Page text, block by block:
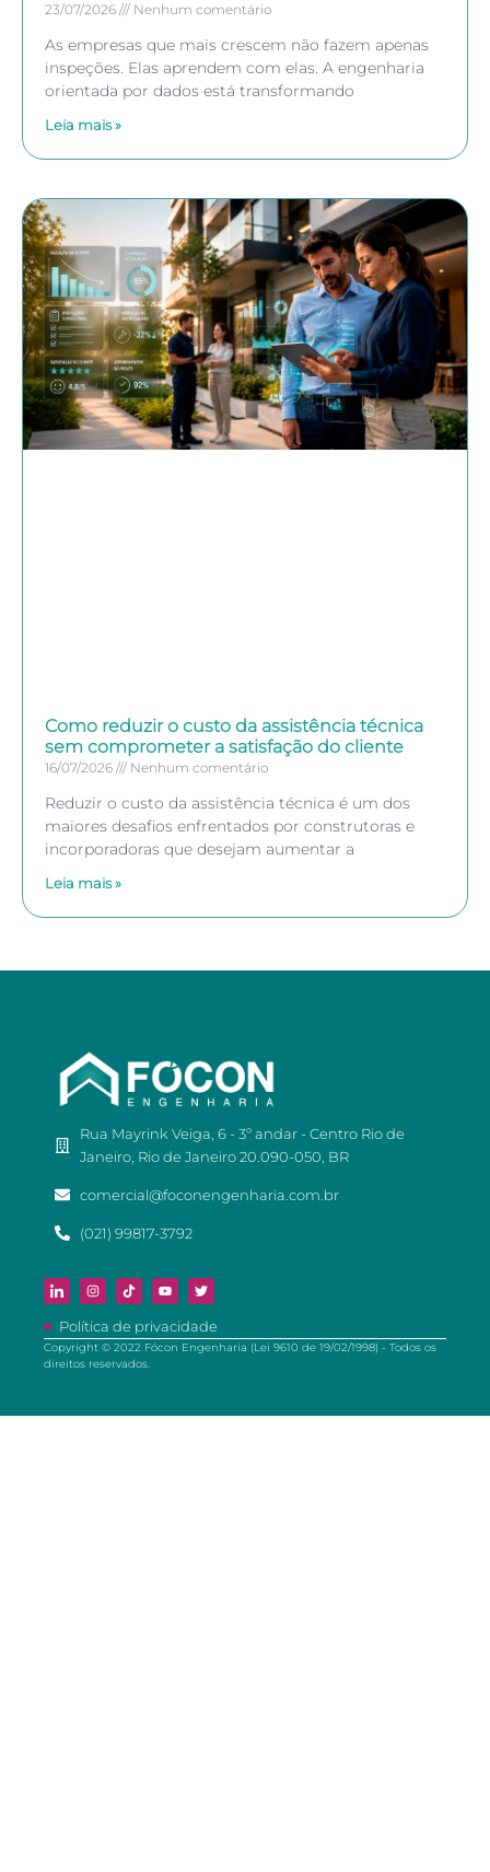
23/07/2026 Nenhum comentário
As empresas que mais crescem não fazem apenas
inspeções. Elas aprendem com elas. A engenharia
orientada por dados está transformando
Leia mais »
Como reduzir o custo da assistência técnica
sem comprometer a satisfação do cliente
16/07/2026 Nenhum comentário
Reduzir o custo da assistência técnica é um dos
maiores desafios enfrentados por construtoras e
incorporadoras que desejam aumentar a
Leia mais »
Rua Mayrink Veiga, 6 - 3º andar - Centro Rio de
Janeiro, Rio de Janeiro 20.090-050, BR
comercial@foconengenharia.com.br
(021) 99817-3792
Política de privacidade
Copyright © 2022 Fócon Engenharia (Lei 9610 de 19/02/1998) - Todos os
direitos reservados.